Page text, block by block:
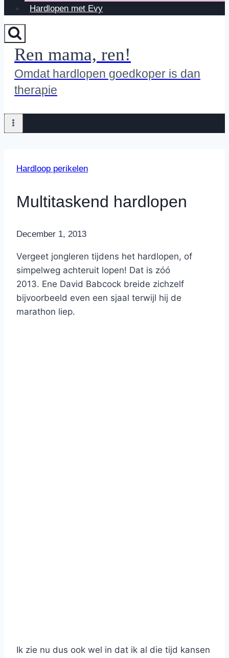
Hardlopen met Evy
Ren mama, ren!
Omdat hardlopen goedkoper is dan
therapie
Hardloop perikelen
Multitaskend hardlopen
ByNicole
December 1, 2013
Vergeet jongleren tijdens het hardlopen, of
simpelweg achteruit lopen! Dat is zóó
2013. Ene David Babcock breide zichzelf
bijvoorbeeld even een sjaal terwijl hij de
marathon liep.
Ik zie nu dus ook wel in dat ik al die tijd kansen